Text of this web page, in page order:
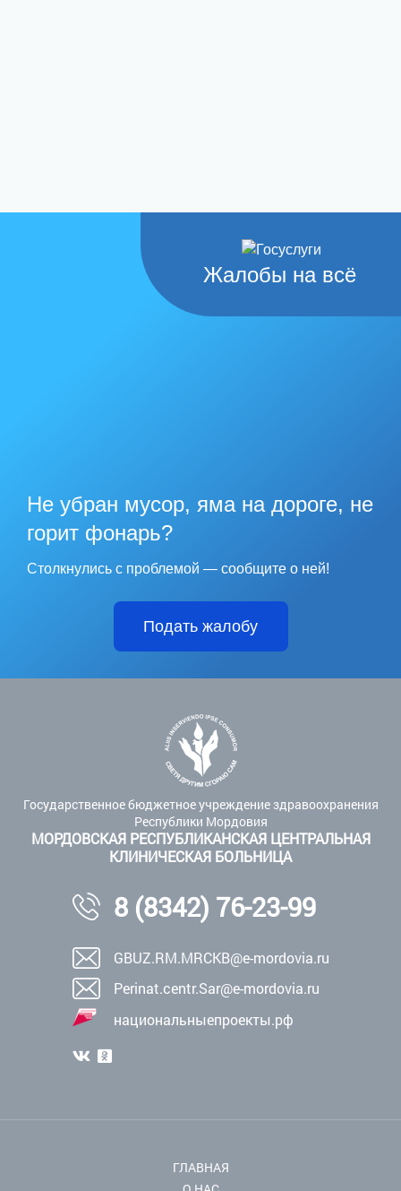
Жалобы на всё
Не убран мусор, яма на дороге, не
горит фонарь?
Столкнулись с проблемой — сообщите о ней!
Подать жалобу
Государственное бюджетное учреждение здравоохранения
Республики Мордовия
МОРДОВСКАЯ РЕСПУБЛИКАНСКАЯ ЦЕНТРАЛЬНАЯ
КЛИНИЧЕСКАЯ БОЛЬНИЦА
8 (8342) 76-23-99
GBUZ.RM.MRCKB@e-mordovia.ru
Perinat.centr.Sar@e-mordovia.ru
национальныепроекты.рф
ГЛАВНАЯ